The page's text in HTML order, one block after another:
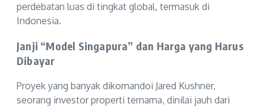
perdebatan luas di tingkat global, termasuk di
Indonesia.
Janji “Model Singapura” dan Harga yang Harus
Dibayar
Proyek yang banyak dikomandoi Jared Kushner,
seorang investor properti ternama, dinilai jauh dari